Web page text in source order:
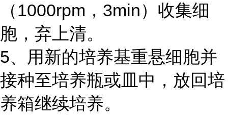
（1000rpm，3min）收集细
胞，弃上清。
5、用新的培养基重悬细胞并
接种至培养瓶或皿中，放回培
养箱继续培养。